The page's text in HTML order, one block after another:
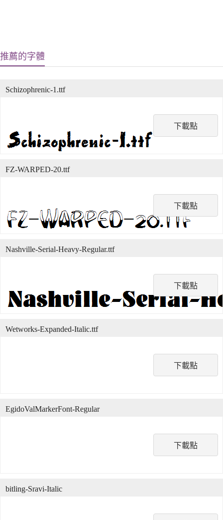
推薦的字體
下載點
Schizophrenic-1.ttf
下載點
FZ-WARPED-20.ttf
下載點
Nashville-Serial-Heavy-Regular.ttf
下載點
Wetworks-Expanded-Italic.ttf
下載點
EgidoValMarkerFont-Regular
bitling-Sravi-Italic